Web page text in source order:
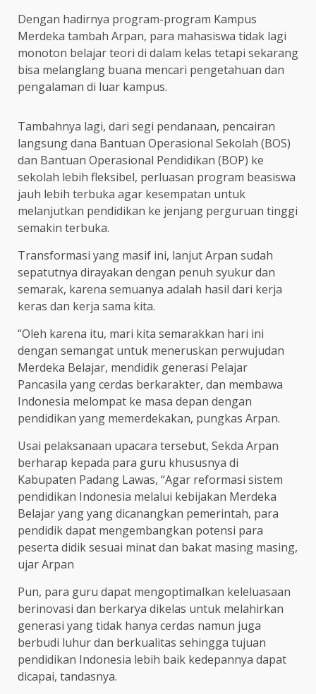
Dengan hadirnya program-program Kampus
Merdeka tambah Arpan, para mahasiswa tidak lagi
monoton belajar teori di dalam kelas tetapi sekarang
bisa melanglang buana mencari pengetahuan dan
pengalaman di luar kampus.
Tambahnya lagi, dari segi pendanaan, pencairan
langsung dana Bantuan Operasional Sekolah (BOS)
dan Bantuan Operasional Pendidikan (BOP) ke
sekolah lebih fleksibel, perluasan program beasiswa
jauh lebih terbuka agar kesempatan untuk
melanjutkan pendidikan ke jenjang perguruan tinggi
semakin terbuka.
Transformasi yang masif ini, lanjut Arpan sudah
sepatutnya dirayakan dengan penuh syukur dan
semarak, karena semuanya adalah hasil dari kerja
keras dan kerja sama kita.
“Oleh karena itu, mari kita semarakkan hari ini
dengan semangat untuk meneruskan perwujudan
Merdeka Belajar, mendidik generasi Pelajar
Pancasila yang cerdas berkarakter, dan membawa
Indonesia melompat ke masa depan dengan
pendidikan yang memerdekakan, pungkas Arpan.
Usai pelaksanaan upacara tersebut, Sekda Arpan
berharap kepada para guru khususnya di
Kabupaten Padang Lawas, “Agar reformasi sistem
pendidikan Indonesia melalui kebijakan Merdeka
Belajar yang yang dicanangkan pemerintah, para
pendidik dapat mengembangkan potensi para
peserta didik sesuai minat dan bakat masing masing,
ujar Arpan
Pun, para guru dapat mengoptimalkan keleluasaan
berinovasi dan berkarya dikelas untuk melahirkan
generasi yang tidak hanya cerdas namun juga
berbudi luhur dan berkualitas sehingga tujuan
pendidikan Indonesia lebih baik kedepannya dapat
dicapai, tandasnya.